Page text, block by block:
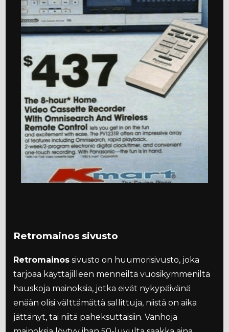
Retromainos sivusto
Retromainos sivusto on huumorisivusto, joka
tarjoaa käyttäjilleen menneiltä vuosikymmeniltä
hauskoja mainoksia, jotka eivät nykypäivänä
enään olisi välttämättä sallittuja, niistä on aika
jättänyt, tai niitä paheksuttaisiin. Vanhoja